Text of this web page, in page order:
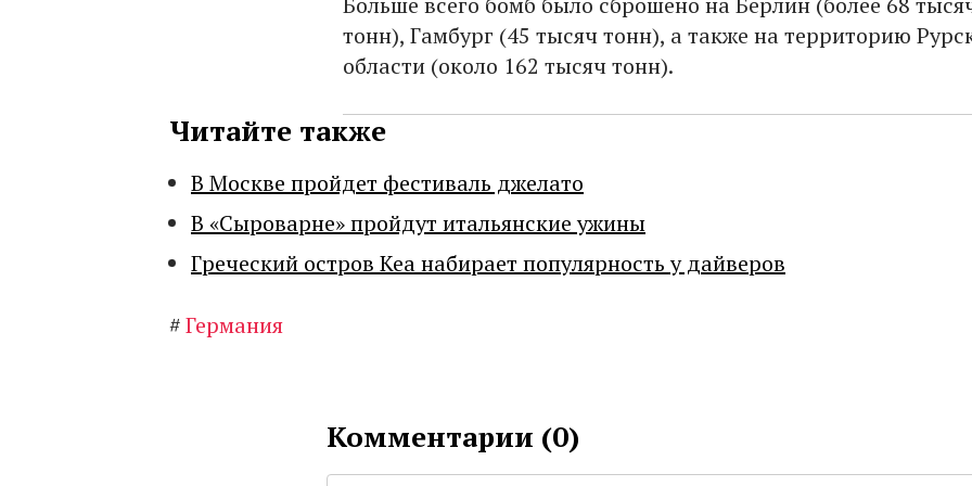
тонн), Гамбург (45 тысяч тонн), а также на территорию
области (около 162 тысяч тонн).
Читайте также
В Москве пройдет фестиваль джелато
В «Сыроварне» пройдут итальянские ужины
Греческий остров Кеа набирает популярность у дайверов
#Германия
Комментарии (0)